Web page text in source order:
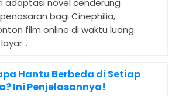
adaptasi novel cenderung
bagi Cinephilia,
film online di waktu luang.
Hantu Berbeda di Setiap
Ini Penjelasannya!